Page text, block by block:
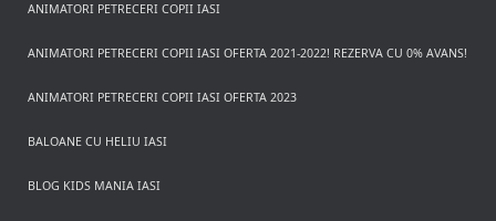
ANIMATORI PETRECERI COPII IASI
ANIMATORI PETRECERI COPII IASI OFERTA 2021-2022! REZERVA CU 0% AVANS!
ANIMATORI PETRECERI COPII IASI OFERTA 2023
BALOANE CU HELIU IASI
BLOG KIDS MANIA IASI